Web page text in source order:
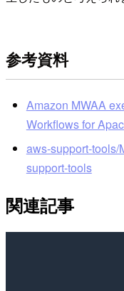
参考資料
Amazon MWAA
Workflows for
aws-support-tools/
support-tools
関連記事